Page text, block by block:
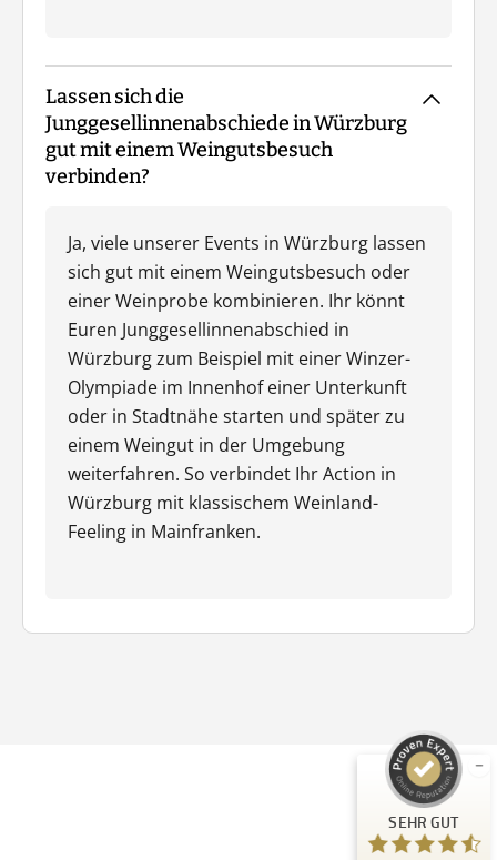
Lassen sich die
Junggesellinnenabschiede in Würzburg
gut mit einem Weingutsbesuch
verbinden?
Ja, viele unserer Events in Würzburg lassen
sich gut mit einem Weingutsbesuch oder
einer Weinprobe kombinieren. Ihr könnt
Euren Junggesellinnenabschied in
Würzburg zum Beispiel mit einer Winzer-
Olympiade im Innenhof einer Unterkunft
oder in Stadtnähe starten und später zu
einem Weingut in der Umgebung
weiterfahren. So verbindet Ihr Action in
Würzburg mit klassischem Weinland-
Feeling in Mainfranken.
SEHR GUT
Kundenbewertungen und Erfahrungen zu
ProvenExpert.com
Bewertungen auf ProvenExpert.com